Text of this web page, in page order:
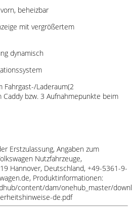
beheizbar
mit vergrößertem
dynamisch
Fahrgast-/Laderaum(2
bzw. 3 Aufnahmepunkte beim
Erstzulassung, Angaben zum
Nutzfahrzeuge,
Hannover, Deutschland, +49-5361-9-
Produktinformationen:
content/dam/onehub_master/
de.pdf